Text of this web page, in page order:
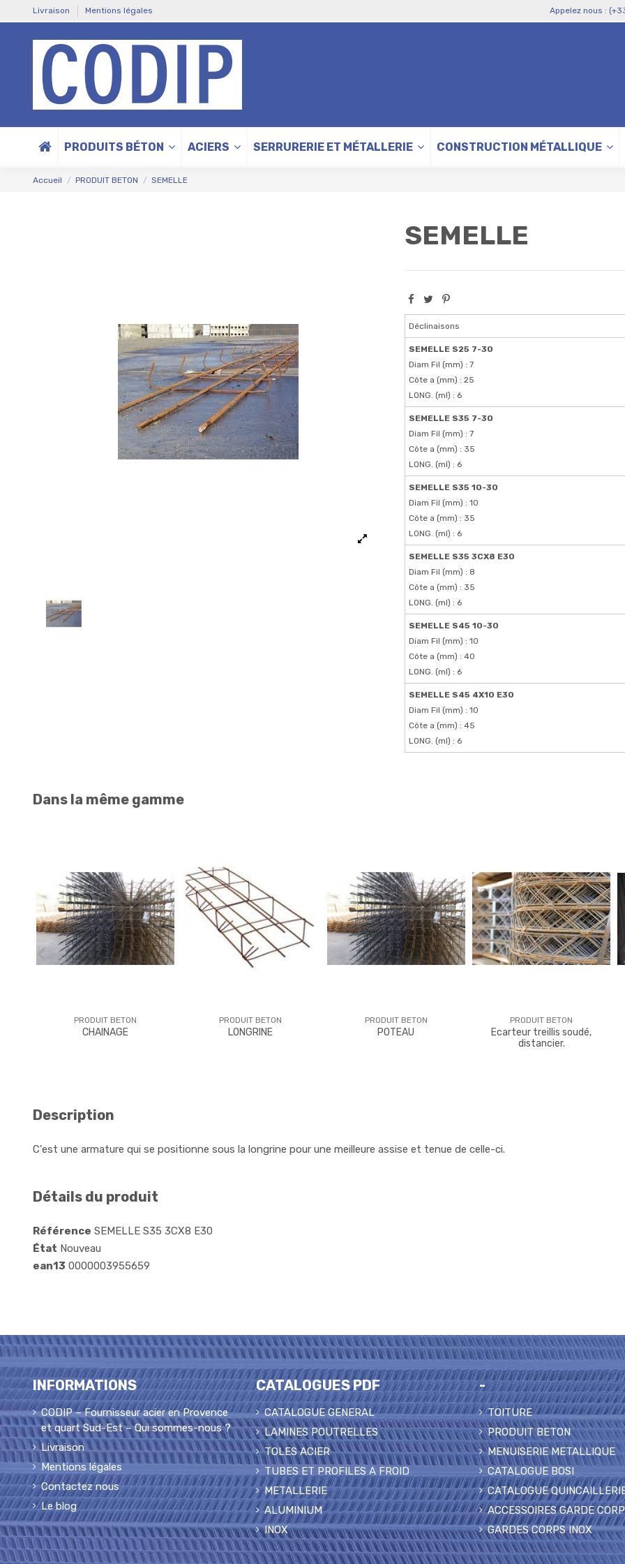
Livraison Mentions légales Appelez nous :
PRODUITS BÉTON ACIERS SERRURERIE ET MÉTALLERIE CONSTRUCTION MÉTALLIQUE
Accueil PRODUIT BETON SEMELLE
SEMELLE
Déclinaisons
SEMELLE S25 7-30
Diam Fil (mm) : 7
Côte a (mm) : 25
LONG. (ml) : 6
SEMELLE S35 7-30
Diam Fil (mm) : 7
Côte a (mm) : 35
LONG. (ml) : 6
SEMELLE S35 10-30
Diam Fil (mm) : 10
Côte a (mm) : 35
LONG. (ml) : 6
SEMELLE S35 3CX8 E30
Diam Fil (mm) : 8
Côte a (mm) : 35
LONG. (ml) : 6
SEMELLE S45 10-30
Diam Fil (mm) : 10
Côte a (mm) : 40
LONG. (ml) : 6
SEMELLE S45 4X10 E30
Diam Fil (mm) : 10
Côte a (mm) : 45
LONG. (ml) : 6
Dans la même gamme
PRODUIT BETON
CHAINAGE
PRODUIT BETON
LONGRINE
PRODUIT BETON
POTEAU
PRODUIT BETON
Ecarteur treillis soudé,
distancier.
Description
C'est une armature qui se positionne sous la longrine pour une meilleure assise et tenue de celle-ci.
Détails du produit
Référence SEMELLE S35 3CX8 E30
État Nouveau
ean13 0000003955659
INFORMATIONS
CODIP – Fournisseur acier en Provence
et quart Sud-Est – Qui sommes-nous ?
Livraison
Mentions légales
Contactez nous
Le blog
CATALOGUES PDF
CATALOGUE GENERAL
LAMINES POUTRELLES
TOLES ACIER
TUBES ET PROFILES A FROID
METALLERIE
ALUMINIUM
INOX
-
TOITURE
PRODUIT BETON
MENUISERIE METALLIQUE
CATALOGUE BOSI
CATALOGUE
ACCESSOIRES GARDE
GARDES CORPS INOX